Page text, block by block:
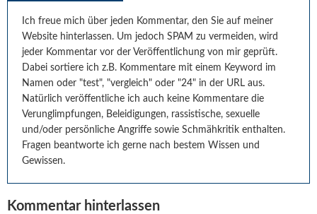
Ich freue mich über jeden Kommentar, den Sie auf meiner
Website hinterlassen. Um jedoch SPAM zu vermeiden, wird
jeder Kommentar vor der Veröffentlichung von mir geprüft.
Dabei sortiere ich z.B. Kommentare mit einem Keyword im
Namen oder "test", "vergleich" oder "24" in der URL aus.
Natürlich veröffentliche ich auch keine Kommentare die
Verunglimpfungen, Beleidigungen, rassistische, sexuelle
und/oder persönliche Angriffe sowie Schmähkritik enthalten.
Fragen beantworte ich gerne nach bestem Wissen und
Gewissen.
Kommentar hinterlassen